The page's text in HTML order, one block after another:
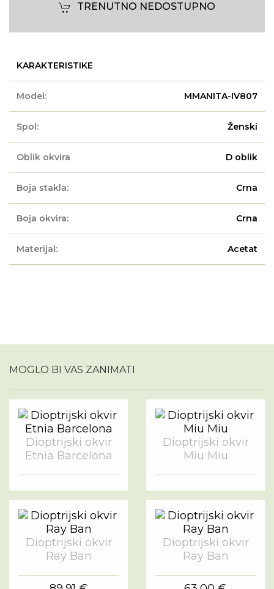
TRENUTNO NEDOSTUPNO
KARAKTERISTIKE
Model: MMANITA-IV807
Spol: Ženski
Oblik okvira D oblik
Boja stakla: Crna
Boja okvira: Crna
Materijal: Acetat
MOGLO BI VAS ZANIMATI
Dioptrijski okvir
Etnia Barcelona
Dioptrijski okvir
Miu Miu
Dioptrijski okvir
Ray Ban
Dioptrijski okvir
Ray Ban